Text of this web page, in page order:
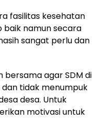
fasilitas kesehatan
baik namun secara
sangat perlu dan
bersama agar SDM di
tidak menumpuk
desa. Untuk
motivasi untuk